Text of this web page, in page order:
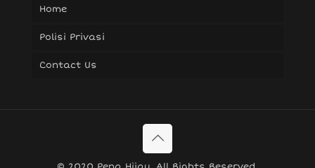
Home
Polisi Privasi
Contact Us